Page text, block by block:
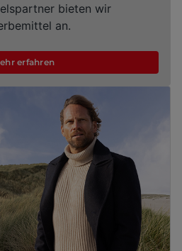
bieten wir
an.
erfahren